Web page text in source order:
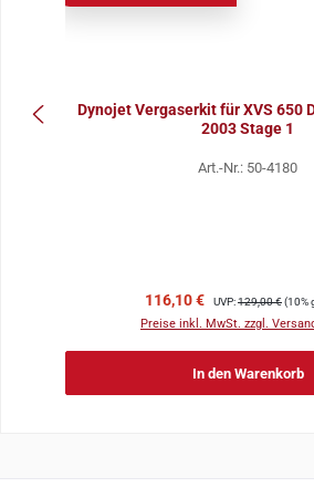
Dynojet Vergaserkit für XVS 650
2003 Stage 1
Art.-Nr.: 50-4180
Verkaufspreis:
116,10 € Regulärer Preis:
UVP:129,00 €(10%
Preise inkl. MwSt. zzgl.
In den Warenkorb